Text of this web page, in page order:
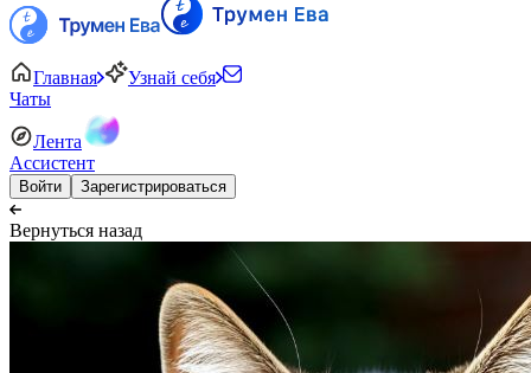
Главная
Узнай себя
Чаты
Лента
Ассистент
Войти Зарегистрироваться
Вернуться назад